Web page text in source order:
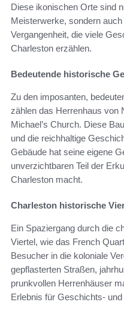
Diese ikonischen Orte sind
Meisterwerke, sondern
Vergangenheit, die viele
Charleston erzählen.
Bedeutende historische
Zu den imposanten,
zählen das Herrenhaus von
Michael’s Church. Diese
und die reichhaltige
Gebäude hat seine eigene
unverzichtbaren Teil der
Charleston macht.
Charleston historische
Ein Spaziergang durch die
Viertel, wie das French
Besucher in die koloniale
gepflasterten Straßen,
prunkvollen Herrenhäuser
Erlebnis für Geschichts-